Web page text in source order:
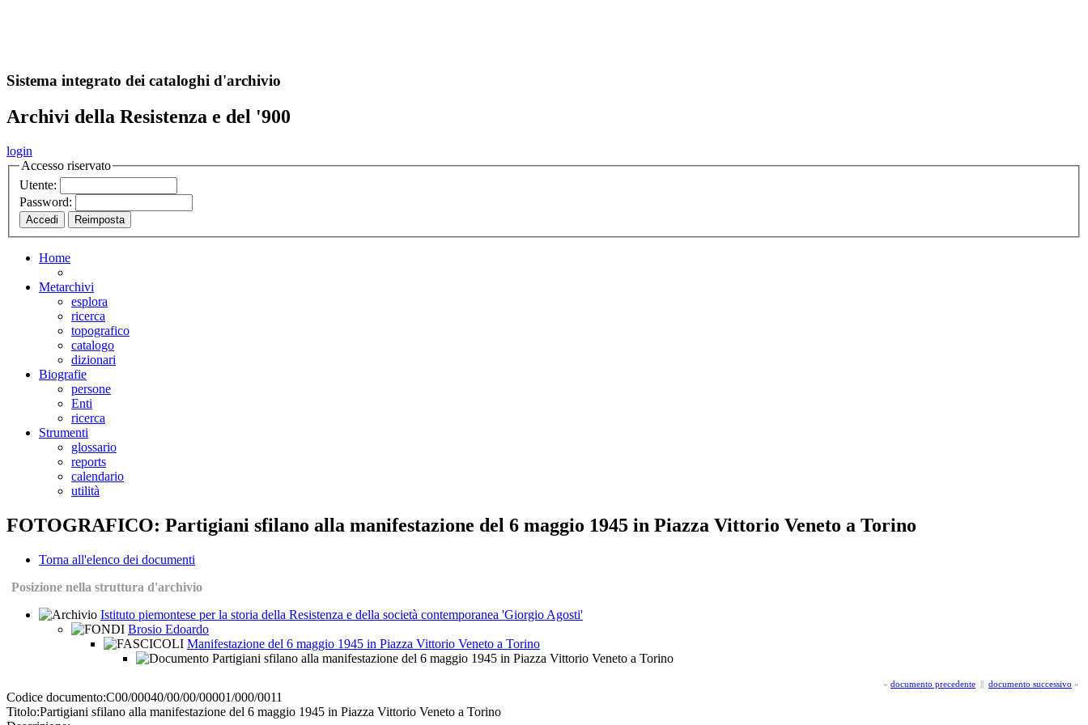
Sistema integrato dei cataloghi d'archivio
Archivi della Resistenza e del '900
login
Accesso riservato
Utente:
Password:
Home
Metarchivi
esplora
ricerca
topografico
catalogo
dizionari
Biografie
persone
Enti
ricerca
Strumenti
glossario
reports
calendario
utilità
FOTOGRAFICO: Partigiani sfilano alla manifestazione del 6 maggio 1945 in Piazza Vittorio Veneto a Torino
Torna all'elenco dei documenti
Posizione nella struttura d'archivio
Istituto piemontese per la storia della Resistenza e della società contemporanea 'Giorgio Agosti'
Brosio Edoardo
Manifestazione del 6 maggio 1945 in Piazza Vittorio Veneto a Torino
Partigiani sfilano alla manifestazione del 6 maggio 1945 in Piazza Vittorio Veneto a Torino
« documento precedente || documento successivo »
Codice documento:C00/00040/00/00/00001/000/0011
Titolo:Partigiani sfilano alla manifestazione del 6 maggio 1945 in Piazza Vittorio Veneto a Torino